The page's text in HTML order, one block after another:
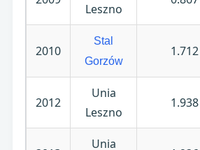
Leszno
2010
Stal
Gorzów
1.712
2012
Unia
Leszno
1.938
Unia